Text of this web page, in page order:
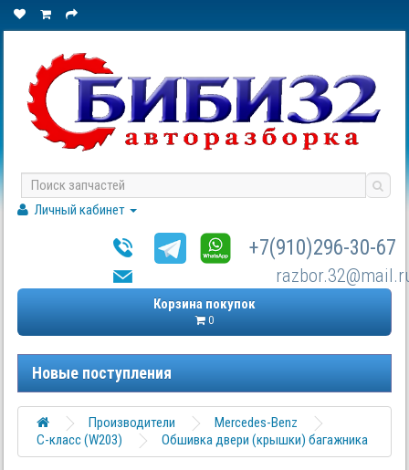
Личный кабинет
+7(910)296-30-67
Корзина покупок
0
Новые поступления
Производители
Mercedes-Benz
C-класс (W203)
Обшивка двери (крышки) багажника